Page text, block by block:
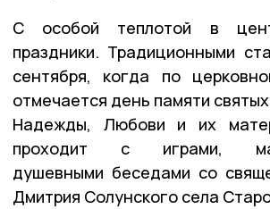
С особой теплотой в
праздники. Традиционными
сентября, когда по
отмечается день памяти
Надежды, Любови и их
проходит с играми,
душевными беседами со
Дмитрия Солунского села